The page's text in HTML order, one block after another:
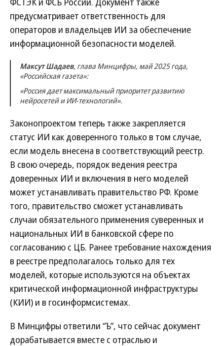
предусматривает ответственность для
операторов и владельцев ИИ за обеспечение
информационной безопасности моделей.
Максут Шадаев, глава Минцифры, май 2025 года,
«Российская газета»:
«Россия дает максимальный приоритет развитию
нейросетей и ИИ-технологий».
Законопроектом теперь также закрепляется
статус ИИ как доверенного только в том случае,
если модель внесена в соответствующий реестр.
В свою очередь, порядок ведения реестра
доверенных ИИ и включения в него моделей
может устанавливать правительство РФ. Кроме
того, правительство сможет устанавливать
случаи обязательного применения суверенных и
национальных ИИ в банковской сфере по
согласованию с ЦБ. Ранее требование нахождения
в реестре предполагалось только для тех
моделей, которые используются на объектах
критической информационной инфраструктуры
(КИИ) и в госинформсистемах.
В Минцифры ответили “Ъ”, что сейчас документ
дорабатывается вместе с отраслью и